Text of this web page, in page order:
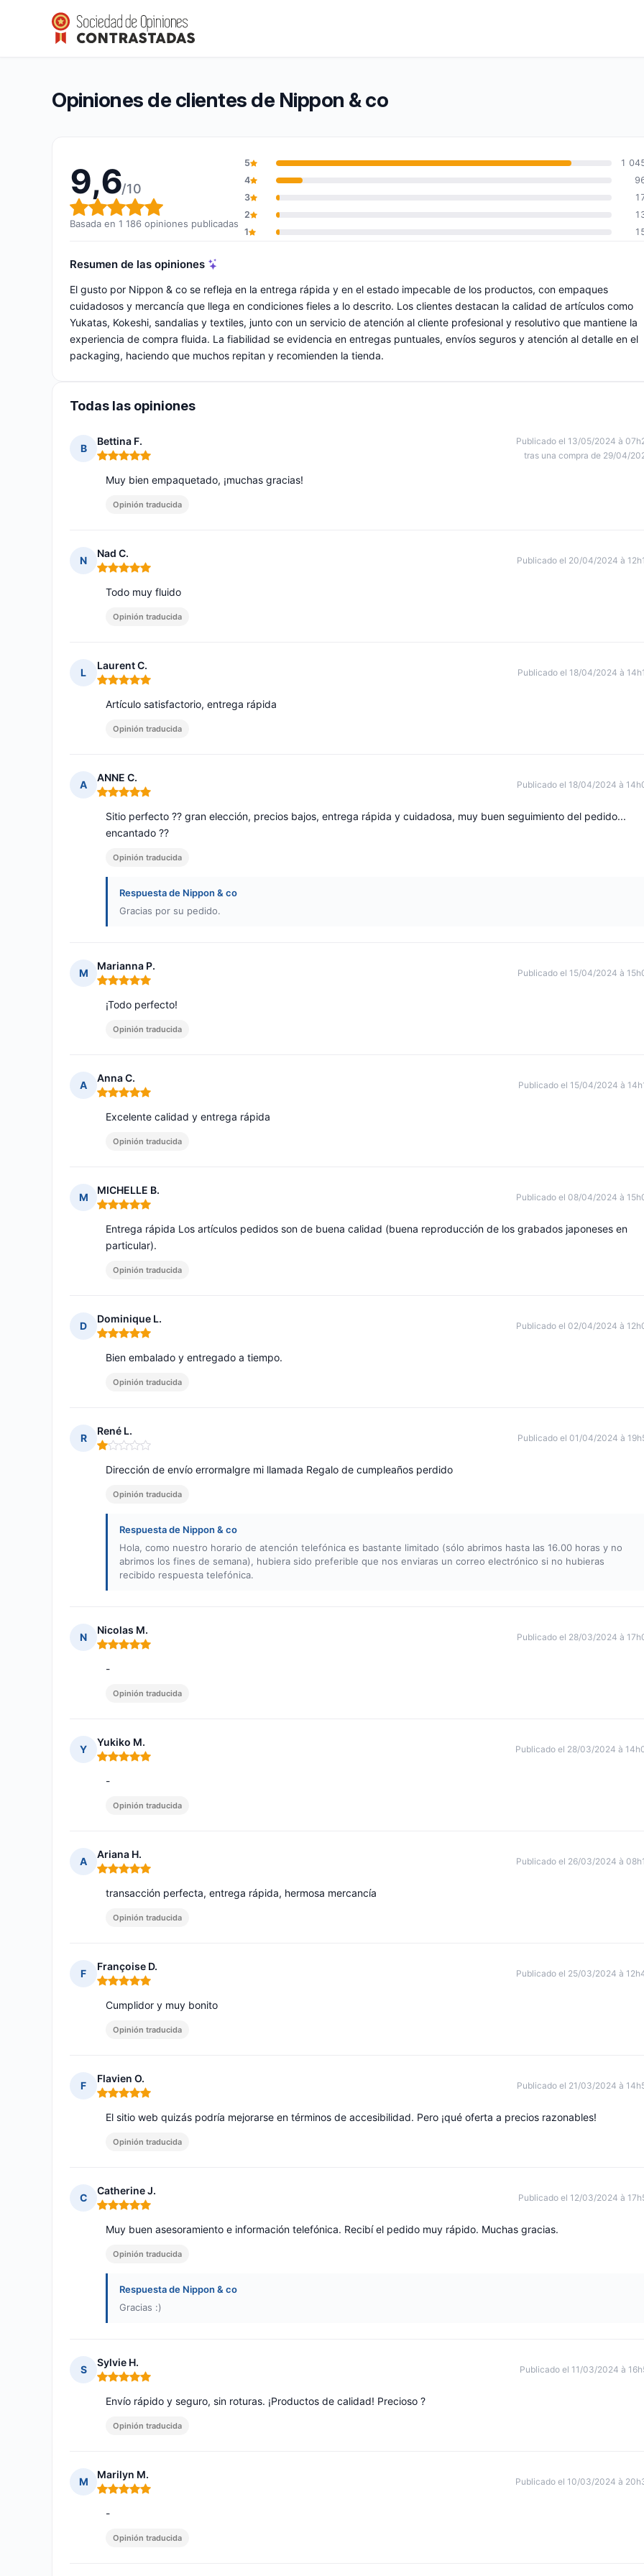
Nippon & co
Calificación global: 9,6 de 10
9,6/10(1 186 opiniones)
Opiniones de clientes de Nippon & co
9,6/10
Calificación global: 9,6 de 10
Basada en 1 186 opiniones publicadas
5
1
4
3
2
1
Resumen de las opiniones
El gusto por Nippon & co se refleja en la entrega rápida y en el estado impecable de los productos, con empaques
cuidadosos y mercancía que llega en condiciones fieles a lo descrito. Los clientes destacan la calidad de artículos como
Yukatas, Kokeshi, sandalias y textiles, junto con un servicio de atención al cliente profesional y resolutivo que mantiene la
experiencia de compra fluida. La fiabilidad se evidencia en entregas puntuales, envíos seguros y atención al detalle en el
packaging, haciendo que muchos repitan y recomienden la tienda.
Todas las opiniones
B
Bettina F.
Nota: 5 de 5
Publicado el 13/05/2024 à
tras una compra de 29/04/
Muy bien empaquetado, ¡muchas gracias!
Opinión traducida
N
Nad C.
Nota: 5 de 5
Publicado el 20/04/2024 à
Todo muy fluido
Opinión traducida
L
Laurent C.
Nota: 5 de 5
Publicado el 18/04/2024 à
Artículo satisfactorio, entrega rápida
Opinión traducida
A
ANNE C.
Nota: 5 de 5
Publicado el 18/04/2024 à
Sitio perfecto ?? gran elección, precios bajos, entrega rápida y cuidadosa, muy buen seguimiento del pedido...
encantado ??
Opinión traducida
Respuesta de Nippon & co
Gracias por su pedido.
M
Marianna P.
Nota: 5 de 5
Publicado el 15/04/2024 à
¡Todo perfecto!
Opinión traducida
A
Anna C.
Nota: 5 de 5
Publicado el 15/04/2024 à
Excelente calidad y entrega rápida
Opinión traducida
M
MICHELLE B.
Nota: 5 de 5
Publicado el 08/04/2024 à
Entrega rápida Los artículos pedidos son de buena calidad (buena reproducción de los grabados japoneses en
particular).
Opinión traducida
D
Dominique L.
Nota: 5 de 5
Publicado el 02/04/2024 à
Bien embalado y entregado a tiempo.
Opinión traducida
R
René L.
Nota: 1 de 5
Publicado el 01/04/2024 à
Dirección de envío errormalgre mi llamada Regalo de cumpleaños perdido
Opinión traducida
Respuesta de Nippon & co
Hola, como nuestro horario de atención telefónica es bastante limitado (sólo abrimos hasta las 16.00 horas y no
abrimos los fines de semana), hubiera sido preferible que nos enviaras un correo electrónico si no hubieras
recibido respuesta telefónica.
N
Nicolas M.
Nota: 5 de 5
Publicado el 28/03/2024 à
-
Opinión traducida
Y
Yukiko M.
Nota: 5 de 5
Publicado el 28/03/2024 à
-
Opinión traducida
A
Ariana H.
Nota: 5 de 5
Publicado el 26/03/2024 à
transacción perfecta, entrega rápida, hermosa mercancía
Opinión traducida
F
Françoise D.
Nota: 5 de 5
Publicado el 25/03/2024 à
Cumplidor y muy bonito
Opinión traducida
F
Flavien O.
Nota: 5 de 5
Publicado el 21/03/2024 à
El sitio web quizás podría mejorarse en términos de accesibilidad. Pero ¡qué oferta a precios razonables!
Opinión traducida
C
Catherine J.
Nota: 5 de 5
Publicado el 12/03/2024 à
Muy buen asesoramiento e información telefónica. Recibí el pedido muy rápido. Muchas gracias.
Opinión traducida
Respuesta de Nippon & co
Gracias :)
S
Sylvie H.
Nota: 5 de 5
Publicado el 11/03/2024 à
Envío rápido y seguro, sin roturas. ¡Productos de calidad! Precioso ?
Opinión traducida
M
Marilyn M.
Nota: 5 de 5
Publicado el 10/03/2024 à
-
Opinión traducida